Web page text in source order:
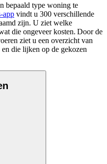
bepaald type woning te
app vindt u 300 verschillende
zijn. U ziet welke
die ongeveer kosten. Door de
ziet u een overzicht van
die lijken op de gekozen